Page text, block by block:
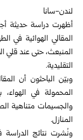
لندن-سانا
أظهرت دراسة حديثة
المقالي الهوائية
المنبعث، حتى عند قلي
التقليدية.
وبيّن الباحثون أن
المحمولة في
والجسيمات متناهية
المنازل.